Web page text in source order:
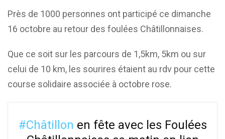
Près de 1000 personnes ont participé ce dimanche
16 octobre au retour des foulées Châtillonnaises.
Que ce soit sur les parcours de 1,5km, 5km ou sur
celui de 10 km, les sourires étaient au rdv pour cette
course solidaire associée à octobre rose.
#Châtillon en fête avec les Foulées